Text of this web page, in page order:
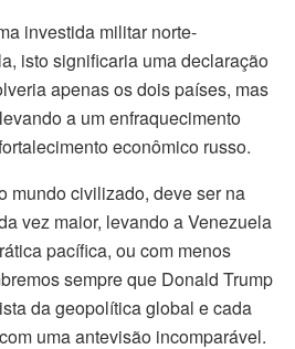
investida militar norte-
isto significaria uma declaração
apenas os dois países, mas
a um enfraquecimento
econômico russo.
mundo civilizado, deve ser na
vez maior, levando a Venezuela
pacífica, ou com menos
sempre que Donald Trump
da geopolítica global e cada
uma antevisão incomparável.